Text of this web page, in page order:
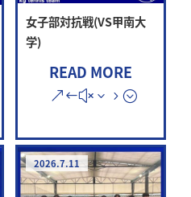
女子部対抗戦(VS甲南大
学)
READ MORE
2026.7.11